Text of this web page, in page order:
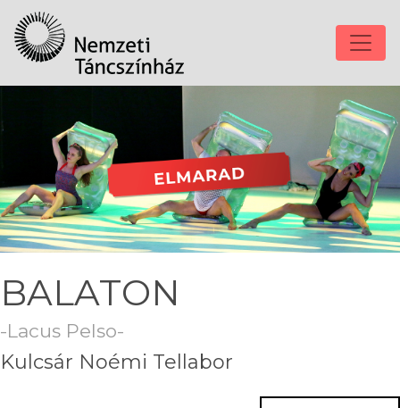
BALATON
-Lacus Pelso-
Kulcsár Noémi Tellabor